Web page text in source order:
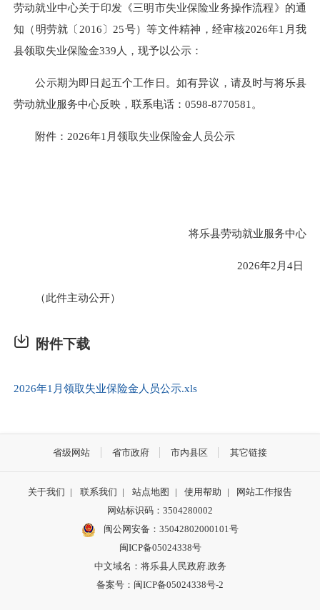
劳动就业中心关于印发《三明市失业保险业务操作流程》的通
知（明劳就〔2016〕25号）等文件精神，经审核2026年1月我
县领取失业保险金339人，现予以公示：
公示期为即日起五个工作日。如有异议，请及时与将乐县
劳动就业服务中心反映，联系电话：0598-8770581。
附件：2026年1月领取失业保险金人员公示
将乐县劳动就业服务中心
2026年2月4日
（此件主动公开）
附件下载
2026年1月领取失业保险金人员公示.xls
省级网站 省市政府 市内县区 其它链接
关于我们 | 联系我们 | 站点地图 | 使用帮助 |
网站工作报告
网站标识码：3504280002
闽公网安备：35042802000101号
闽ICP备05024338号
中文域名：将乐县人民政府.政务
备案号：闽ICP备05024338号-2